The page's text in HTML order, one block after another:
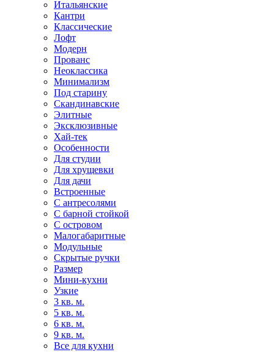
Итальянские
Кантри
Классические
Лофт
Модерн
Прованс
Неоклассика
Минимализм
Под старину
Скандинавские
Элитные
Эксклюзивные
Хай-тек
Особенности
Для студии
Для хрущевки
Для дачи
Встроенные
С антресолями
С барной стойкой
С островом
Малогабаритные
Модульные
Скрытые ручки
Размер
Мини-кухни
Узкие
3 кв. м.
5 кв. м.
6 кв. м.
9 кв. м.
Все для кухни